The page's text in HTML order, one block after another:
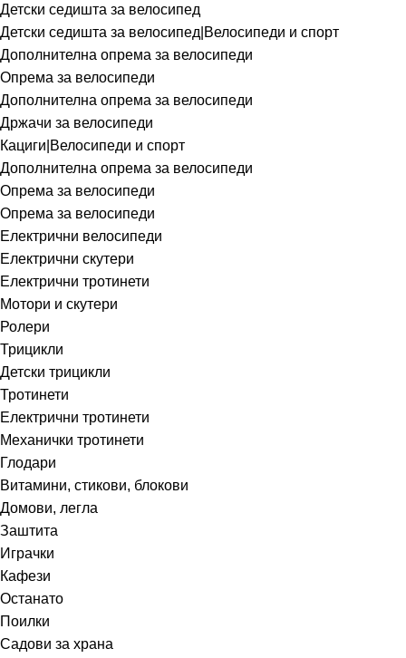
Детски седишта за велосипед
Детски седишта за велосипед|Велосипеди и спорт
Дополнителна опрема за велосипеди
Опрема за велосипеди
Дополнителна опрема за велосипеди
Држачи за велосипеди
Кациги|Велосипеди и спорт
Дополнителна опрема за велосипеди
Опрема за велосипеди
Опрема за велосипеди
Електрични велосипеди
Електрични скутери
Електрични тротинети
Мотори и скутери
Ролери
Трицикли
Детски трицикли
Тротинети
Електрични тротинети
Механички тротинети
Глодари
Витамини, стикови, блокови
Домови, легла
Заштита
Играчки
Кафези
Останато
Поилки
Садови за храна